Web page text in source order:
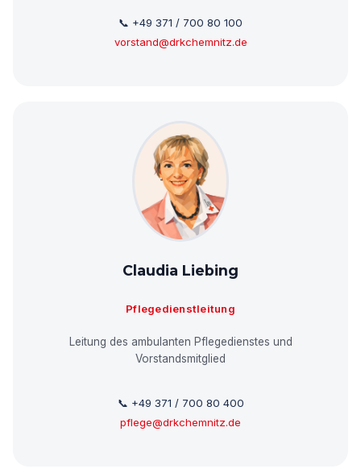
📞 +49 371 / 700 80 100
vorstand@drkchemnitz.de
Claudia Liebing
Pflegedienstleitung
Leitung des ambulanten Pflegedienstes und
Vorstandsmitglied
📞 +49 371 / 700 80 400
pflege@drkchemnitz.de